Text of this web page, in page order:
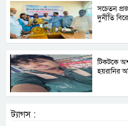
সচেতন
দুর্নীতি
টিকটকে
হয়রানির
ট্যাগস :